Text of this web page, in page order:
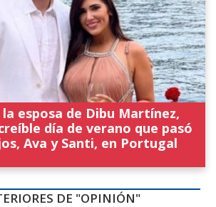
esposa de Dibu Martínez,
día de verano que pasó
Ava y Santi, en Portugal
DE "OPINIÓN"